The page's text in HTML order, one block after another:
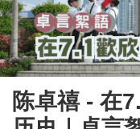
陈卓禧 - 在